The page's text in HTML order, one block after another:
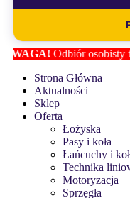
osobisty towaru tylko po
Strona Główna
Aktualności
Sklep
Oferta
Łożyska
Pasy i koła
Łańcuchy i
Technika
Motoryzacja
Sprzęgła